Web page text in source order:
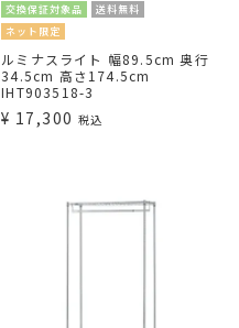
交換保証対象品
送料無料
ネット限定
ルミナスライト 幅89.5cm 奥行
34.5cm 高さ174.5cm
IHT903518-3
¥ 17,300 税込